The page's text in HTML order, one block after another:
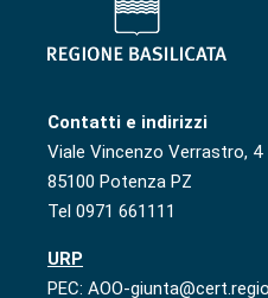
Contatti e indirizzi
Viale Vincenzo Verrastro, 4
85100 Potenza PZ
Tel 0971 661111
URP
PEC: AOO-